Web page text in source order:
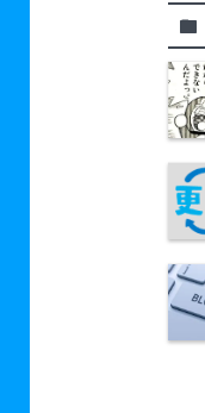
folder